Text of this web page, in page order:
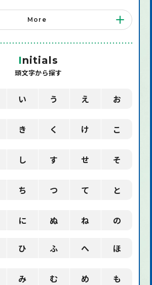
する用語
する用語
る用語
する用語
More
Initials
頭文字から探す
い う え お
き く け こ
し す せ そ
ち つ て と
に ぬ ね の
ひ ふ へ ほ
み む め も